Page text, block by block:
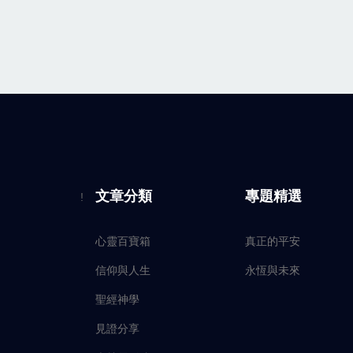
! 文章分類
心靈百寶箱
信仰與人生
聖經神學
見證分享
專題精選
真正的平安
永恆與未來